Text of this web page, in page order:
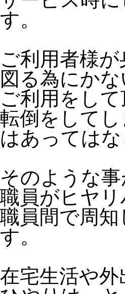
す。
ご利用者様
図る為にか
ご利用をし
転倒をして
はあっては
そのような
職員がヒヤ
職員間で周
す。
在宅生活や外